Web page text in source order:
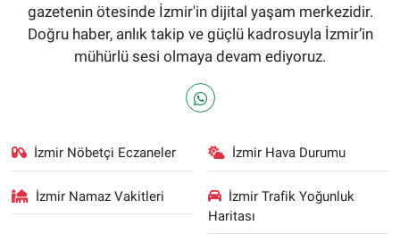
gazetenin ötesinde İzmir'in dijital yaşam merkezidir.
Doğru haber, anlık takip ve güçlü kadrosuyla İzmir’in
mühürlü sesi olmaya devam ediyoruz.
İzmir Nöbetçi Eczaneler İzmir Hava Durumu
İzmir Namaz Vakitleri
İzmir Trafik Yoğunluk
Haritası